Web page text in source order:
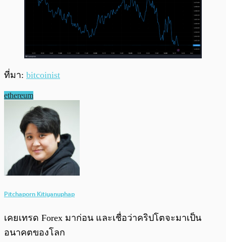
ที่มา: bitcoinist
ethereum
Pitchaporn Kitiyanuphap
เคยเทรด Forex มาก่อน และเชื่อว่าคริปโตจะมาเป็น
อนาคตของโลก